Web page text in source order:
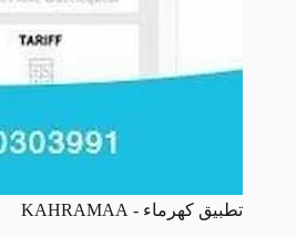
تطبيق كهرماء - KAHRAMAA